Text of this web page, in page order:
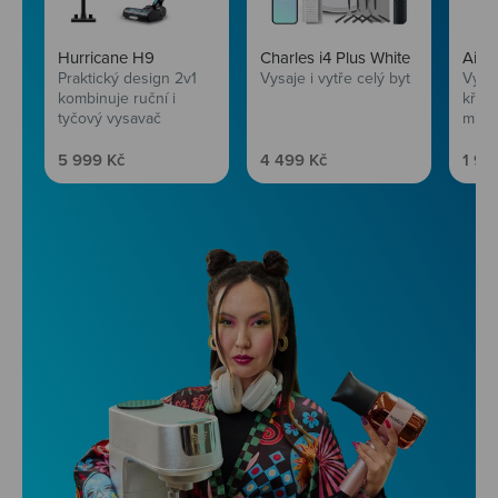
Hurricane H9
Praktický design 2v1
kombinuje ruční i
tyčový vysavač
Prodejní cena
5 999 Kč
Charles i4 Plus White
Vysaje i vytře celý byt
Prodejní cena
4 499 Kč 1